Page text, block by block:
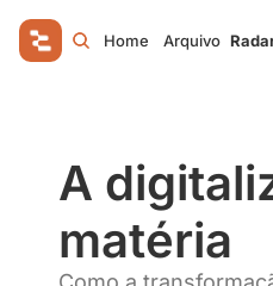
Home Arquivo
A
matéria